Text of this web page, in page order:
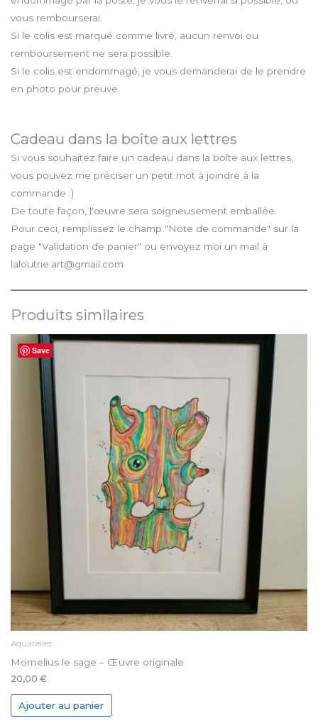
vous rembourserai.
Si le colis est marqué comme livré, aucun renvoi ou
remboursement ne sera possible.
Si le colis est endommagé, je vous demanderai de le prendre
en photo pour preuve.
Cadeau dans la boîte aux lettres
Si vous souhaitez faire un cadeau dans la boîte aux lettres,
vous pouvez me préciser un petit mot à joindre à la
commande :)
De toute façon, l'œuvre sera soigneusement emballée.
Pour ceci, remplissez le champ "Note de commande" sur la
page "Validation de panier" ou envoyez moi un mail à
laloutrie.art@gmail.com
Produits similaires
Save
Aquarelles
Mornelius le sage – Œuvre originale
20,00 €
Ajouter au panier